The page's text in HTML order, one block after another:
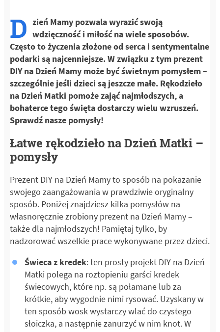
D zień Mamy pozwala wyrazić swoją
wdzięczność i miłość na wiele sposobów.
Często to życzenia złożone od serca i sentymentalne
podarki są najcenniejsze. W związku z tym prezent
DIY na Dzień Mamy może być świetnym pomysłem –
szczególnie jeśli dzieci są jeszcze małe. Rękodzieło
na Dzień Matki pomoże zająć najmłodszych, a
bohaterce tego święta dostarczy wielu wzruszeń.
Sprawdź nasze pomysły!
Łatwe rękodzieło na Dzień Matki –
pomysły
Prezent DIY na Dzień Mamy to sposób na pokazanie
swojego zaangażowania w prawdziwie oryginalny
sposób. Poniżej znajdziesz kilka pomysłów na
własnoręcznie zrobiony prezent na Dzień Mamy –
także dla najmłodszych! Pamiętaj tylko, by
nadzorować wszelkie prace wykonywane przez dzieci.
Świeca z kredek: ten prosty projekt DIY na Dzień
Matki polega na roztopieniu garści kredek
świecowych, które np. są połamane lub za
krótkie, aby wygodnie nimi rysować. Uzyskany w
ten sposób wosk wystarczy wlać do czystego
słoiczka, a następnie zanurzyć w nim knot. W